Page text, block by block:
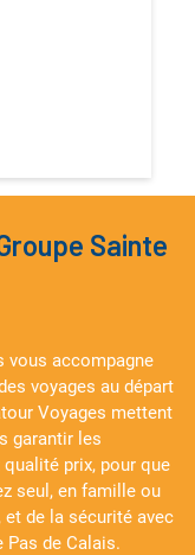
Sainte
vous accompagne
voyages au départ
Voyages mettent
garantir les
prix, pour que
seul, en famille ou
de la sécurité avec
Pas de Calais.